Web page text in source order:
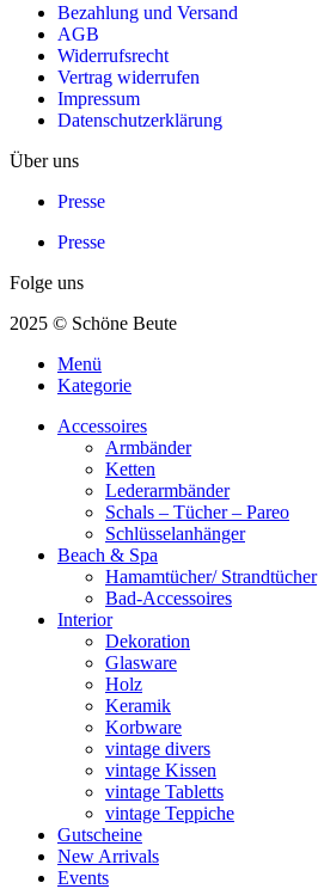
Bezahlung und Versand
AGB
Widerrufsrecht
Vertrag widerrufen
Impressum
Datenschutzerklärung
Über uns
Presse
Presse
Folge uns
2025 © Schöne Beute
Menü
Kategorie
Accessoires
Armbänder
Ketten
Lederarmbänder
Schals – Tücher – Pareo
Schlüsselanhänger
Beach & Spa
Hamamtücher/ Strandtücher
Bad-Accessoires
Interior
Dekoration
Glasware
Holz
Keramik
Korbware
vintage divers
vintage Kissen
vintage Tabletts
vintage Teppiche
Gutscheine
New Arrivals
Events